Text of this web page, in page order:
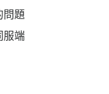
問題
服端